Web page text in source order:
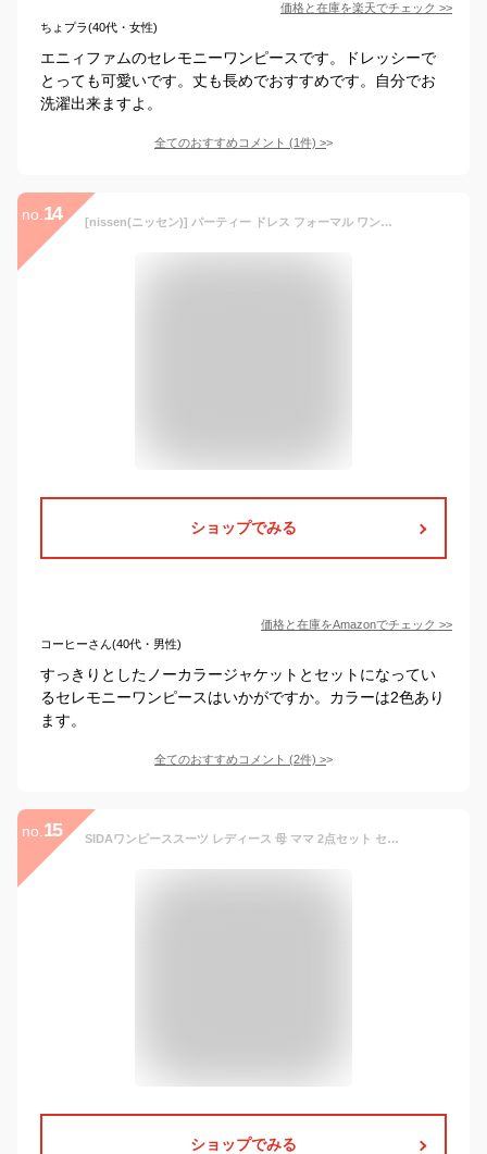
価格と在庫を楽天でチェック >>
ちょプラ(40代・女性)
エニィファムのセレモニーワンピースです。ドレッシーで
とっても可愛いです。丈も長めでおすすめです。自分でお
洗濯出来ますよ。
全てのおすすめコメント (1件) >
no. 14 [nissen(ニッセン)] パーティー ドレス フォーマル ワンピース ジャケット アンサンブル 結婚式 総レース レディース 大きいサイズ 3L 黒+黒×パープル
ショップでみる
価格と在庫をAmazonでチェック >>
コーヒーさん(40代・男性)
すっきりとしたノーカラージャケットとセットになってい
るセレモニーワンピースはいかがですか。カラーは2色あり
ます。
全てのおすすめコメント (2件) >
no. 15 SIDAワンピーススーツ レディース 母 ママ 2点セット セレモニースーツ アンサンブル ジャケット & ワンピース 入園式 卒業式 入学式 フォーマル スーツ
ショップでみる